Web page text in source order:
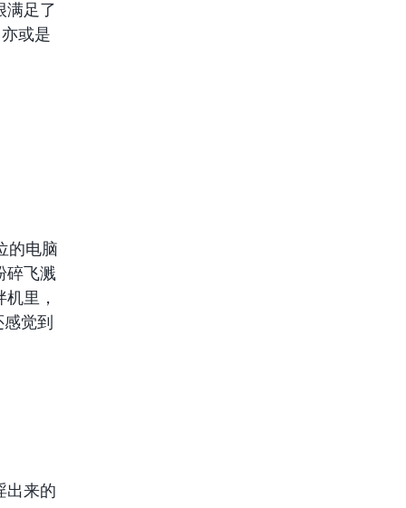
满足了
或是
的电脑
碎飞溅
里，
觉到
出来的